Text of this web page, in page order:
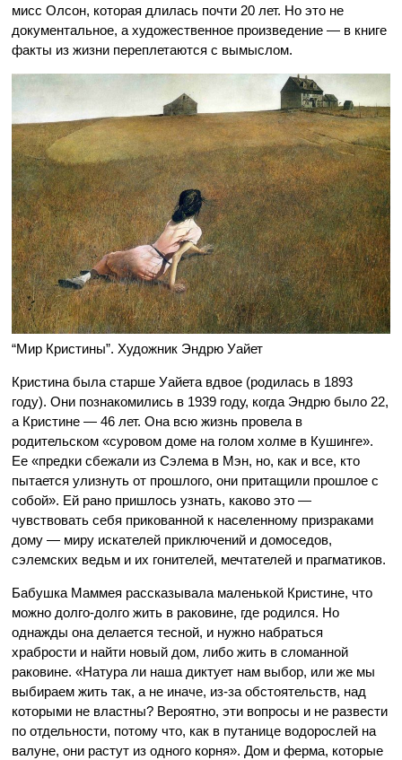
мисс Олсон, которая длилась почти 20 лет. Но это не
документальное, а художественное произведение — в книге
факты из жизни переплетаются с вымыслом.
“Мир Кристины”. Художник Эндрю Уайет
Кристина была старше Уайета вдвое (родилась в 1893
году). Они познакомились в 1939 году, когда Эндрю было 22,
а Кристине — 46 лет. Она всю жизнь провела в
родительском «суровом доме на голом холме в Кушинге».
Ее «предки сбежали из Сэлема в Мэн, но, как и все, кто
пытается улизнуть от прошлого, они притащили прошлое с
собой». Ей рано пришлось узнать, каково это —
чувствовать себя прикованной к населенному призраками
дому — миру искателей приключений и домоседов,
сэлемских ведьм и их гонителей, мечтателей и прагматиков.
Бабушка Маммея рассказывала маленькой Кристине, что
можно долго-долго жить в раковине, где родился. Но
однажды она делается тесной, и нужно набраться
храбрости и найти новый дом, либо жить в сломанной
раковине. «Натура ли наша диктует нам выбор, или же мы
выбираем жить так, а не иначе, из-за обстоятельств, над
которыми не властны? Вероятно, эти вопросы и не развести
по отдельности, потому что, как в путанице водорослей на
валуне, они растут из одного корня». Дом и ферма, которые